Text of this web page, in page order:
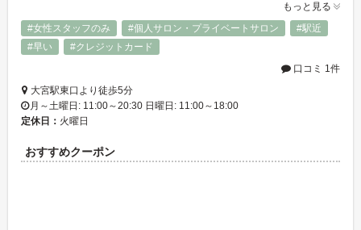
もっと見る
#女性スタッフのみ
#個人サロン・プライベートサロン
#駅近
#早い
#クレジットカード
口コミ 1件
大宮駅東口より徒歩5分
月～土曜日: 11:00～20:30 日曜日: 11:00～18:00
定休日： 火曜日
おすすめクーポン